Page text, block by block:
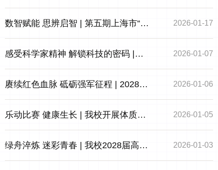
期书记思政课第九期（总第30期）
生涯导航启新程
数智赋能 思辨启智 | 第五期上海市“双
名工程”攻关计划—种子计划联合研讨
活动在同济大学第一附属中学举行
2026-01-17
感受科学家精神 解锁科技的密码 |
2028届高一师生赴同济大学嘉定校区
研学纪实
2026-01-07
赓续红色血脉 砥砺强军征程 | 2028届
高一年级“东方绿舟”国防教育活动顺利
结营
2026-01-06
乐动比赛 健康生长 | 我校开展体质健
康达人赛
2026-01-05
绿舟淬炼 迷彩青春 | 我校2028届高一 2026-01-03